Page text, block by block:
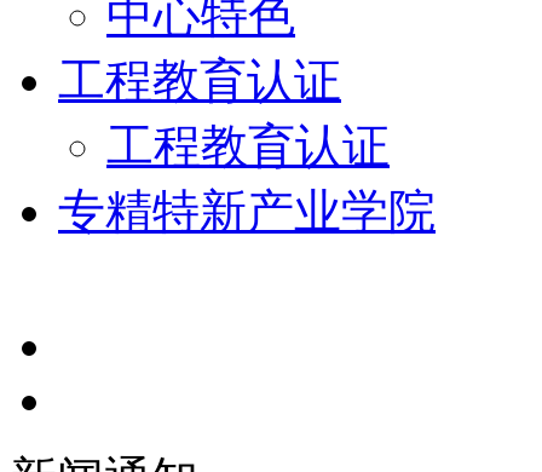
中心特色
工程教育认证
工程教育认证
专精特新产业学院